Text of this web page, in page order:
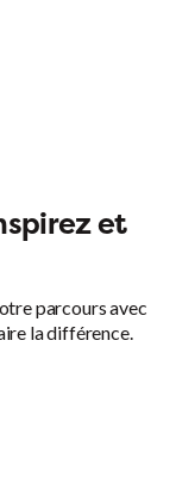
et
parcours avec
la différence.